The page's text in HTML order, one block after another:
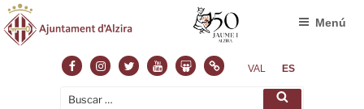
FacebookInstagram
TwitterYoutubeSlideshare
NormasVAL ES
Buscar
Buscar
Menú